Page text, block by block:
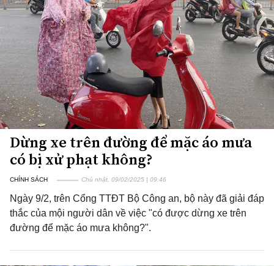
Dừng xe trên đường để mặc áo mưa
có bị xử phạt không?
CHÍNH SÁCH Chủ nhật, 09/02/2025 | 09:46
Ngày 9/2, trên Cổng TTĐT Bộ Công an, bộ này đã giải đáp
thắc của mội người dân về việc "có được dừng xe trên
đường để mặc áo mưa không?".